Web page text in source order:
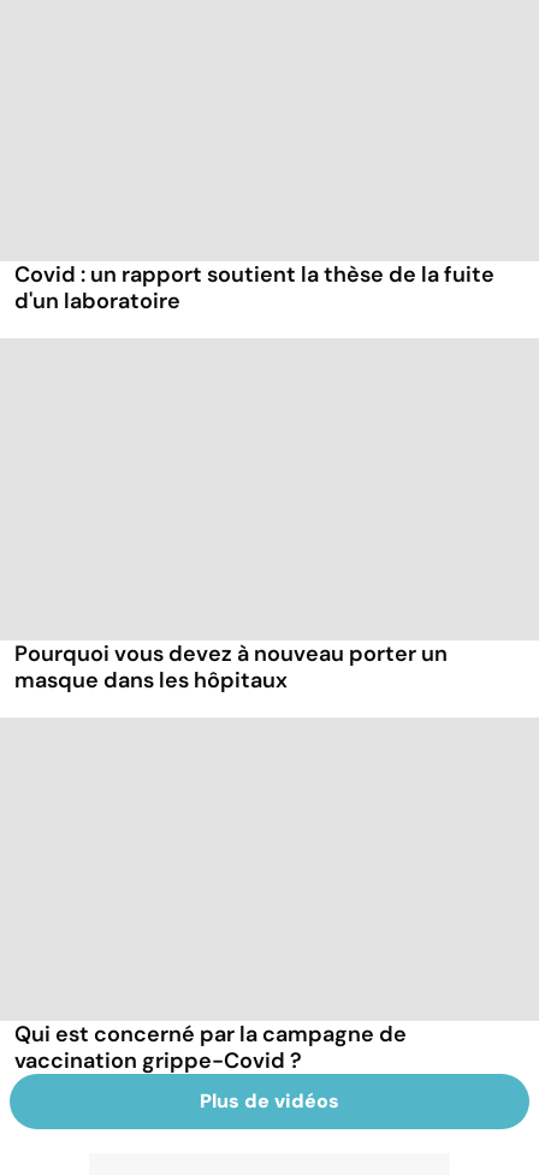
Covid : un rapport soutient la thèse de la fuite
d'un laboratoire
Pourquoi vous devez à nouveau porter un
masque dans les hôpitaux
Qui est concerné par la campagne de
vaccination grippe-Covid ?
Plus de vidéos